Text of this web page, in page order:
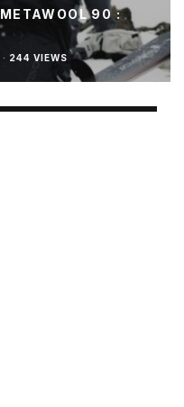
90 :
· 244 VIEWS